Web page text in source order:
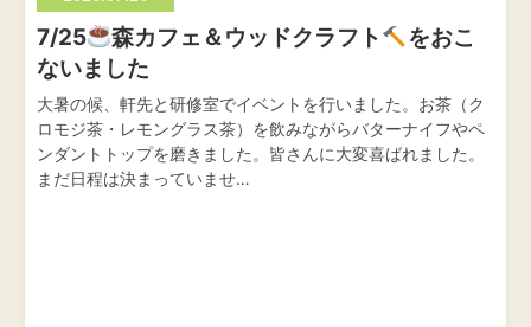
7/25 森カフェ＆ウッドクラフト
をおこ
ないました
大暑の候、軒先と研修室でイベントを行いました。お茶（ク
ロモジ茶・レモングラス茶）を飲みながらバターナイフやペ
ンダントトップを磨きました。皆さんに大変喜ばれました。
まだ日程は決まっていませ…